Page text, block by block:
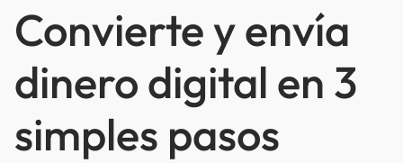
Convierte y envía
dinero digital en 3
simples pasos